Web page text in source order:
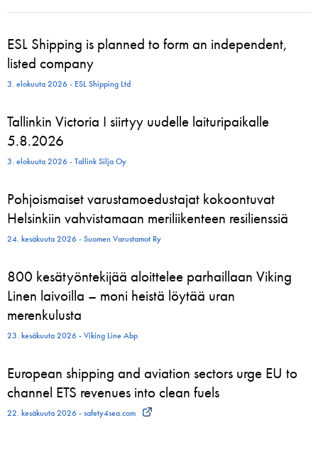
ESL Shipping is planned to form an independent,
listed company
3. elokuuta 2026 - ESL Shipping Ltd
Tallinkin Victoria I siirtyy uudelle laituripaikalle
5.8.2026
3. elokuuta 2026 - Tallink Silja Oy
Pohjoismaiset varustamoedustajat kokoontuvat
Helsinkiin vahvistamaan meriliikenteen resilienssiä
24. kesäkuuta 2026 - Suomen Varustamot Ry
800 kesätyöntekijää aloittelee parhaillaan Viking
Linen laivoilla – moni heistä löytää uran
merenkulusta
23. kesäkuuta 2026 - Viking Line Abp
European shipping and aviation sectors urge EU to
channel ETS revenues into clean fuels
22. kesäkuuta 2026 - safety4sea.com